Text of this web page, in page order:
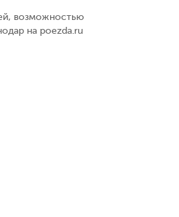
возможностью
на poezda.ru